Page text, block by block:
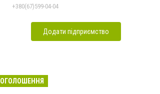
+380(67)599-04-04
Додати підприємство
ОГОЛОШЕННЯ